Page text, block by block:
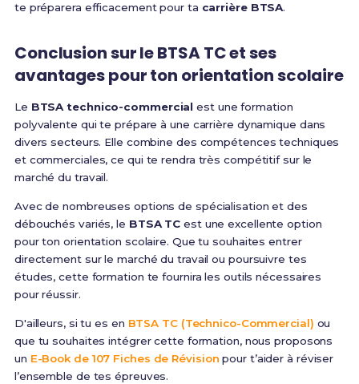
te préparera efficacement pour ta carrière BTSA.
Conclusion sur le BTSA TC et ses
avantages pour ton orientation scolaire
Le BTSA technico-commercial est une formation
polyvalente qui te prépare à une carrière dynamique dans
divers secteurs. Elle combine des compétences techniques
et commerciales, ce qui te rendra très compétitif sur le
marché du travail.
Avec de nombreuses options de spécialisation et des
débouchés variés, le BTSA TC est une excellente option
pour ton orientation scolaire. Que tu souhaites entrer
directement sur le marché du travail ou poursuivre tes
études, cette formation te fournira les outils nécessaires
pour réussir.
D'ailleurs, si tu es en BTSA TC (Technico-Commercial) ou
que tu souhaites intégrer cette formation, nous proposons
un E-Book de 107 Fiches de Révision pour t’aider à réviser
l’ensemble de tes épreuves.